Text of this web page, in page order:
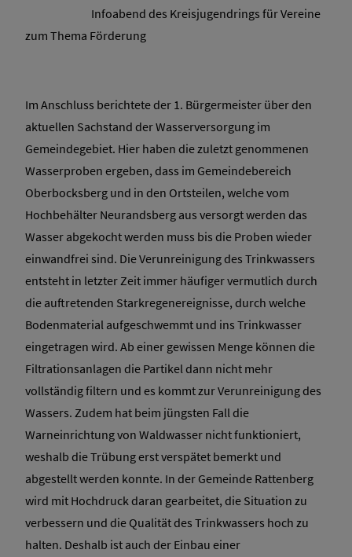
Infoabend des Kreisjugendrings für Vereine
zum Thema Förderung
Im Anschluss berichtete der 1. Bürgermeister über den
aktuellen Sachstand der Wasserversorgung im
Gemeindegebiet. Hier haben die zuletzt genommenen
Wasserproben ergeben, dass im Gemeindebereich
Oberbocksberg und in den Ortsteilen, welche vom
Hochbehälter Neurandsberg aus versorgt werden das
Wasser abgekocht werden muss bis die Proben wieder
einwandfrei sind. Die Verunreinigung des Trinkwassers
entsteht in letzter Zeit immer häufiger vermutlich durch
die auftretenden Starkregenereignisse, durch welche
Bodenmaterial aufgeschwemmt und ins Trinkwasser
eingetragen wird. Ab einer gewissen Menge können die
Filtrationsanlagen die Partikel dann nicht mehr
vollständig filtern und es kommt zur Verunreinigung des
Wassers. Zudem hat beim jüngsten Fall die
Warneinrichtung von Waldwasser nicht funktioniert,
weshalb die Trübung erst verspätet bemerkt und
abgestellt werden konnte. In der Gemeinde Rattenberg
wird mit Hochdruck daran gearbeitet, die Situation zu
verbessern und die Qualität des Trinkwassers hoch zu
halten. Deshalb ist auch der Einbau einer